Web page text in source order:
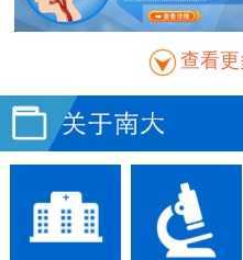
查看